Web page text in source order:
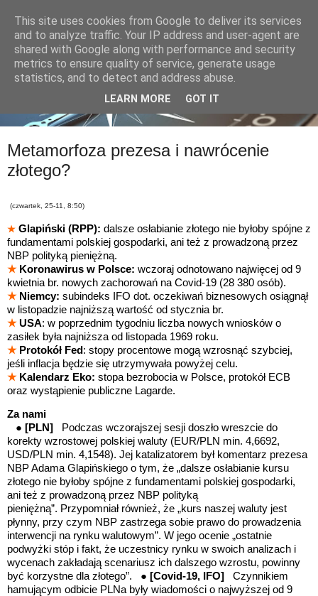
Metamorfoza prezesa i nawrócenie
złotego?
(czwartek, 25-11, 8:50)
★ Glapiński (RPP): dalsze osłabianie złotego nie byłoby spójne z
fundamentami polskiej gospodarki, ani też z prowadzoną przez
NBP polityką pieniężną.
★Koronawirus w Polsce: wczoraj odnotowano najwięcej od 9
kwietnia br. nowych zachorowań na Covid-19 (28 380 osób).
★Niemcy: subindeks IFO dot. oczekiwań biznesowych osiągnął
w listopadzie najniższą wartość od stycznia br.
★ USA: w poprzednim tygodniu liczba nowych wniosków o
zasiłek była najniższa od listopada 1969 roku.
★ Protokół Fed: stopy procentowe mogą wzrosnąć szybciej,
jeśli inflacja będzie się utrzymywała powyżej celu.
★Kalendarz Eko: stopa bezrobocia w Polsce, protokół ECB
oraz wystąpienie publiczne Lagarde.
Za nami
● [PLN] Podczas wczorajszej sesji doszło wreszcie do
korekty wzrostowej polskiej waluty (EUR/PLN min. 4,6692,
USD/PLN min. 4,1548). Jej katalizatorem był komentarz prezesa
NBP Adama Glapińskiego o tym, że „dalsze osłabianie kursu
złotego nie byłoby spójne z fundamentami polskiej gospodarki,
ani też z prowadzoną przez NBP polityką
pieniężną”. Przypomniał również, że „kurs naszej waluty jest
płynny, przy czym NBP zastrzega sobie prawo do prowadzenia
interwencji na rynku walutowym”. W jego ocenie „ostatnie
podwyżki stóp i fakt, że uczestnicy rynku w swoich analizach i
wycenach zakładają scenariusz ich dalszego wzrostu, powinny
być korzystne dla złotego”. ● [Covid-19, IFO] Czynnikiem
hamującym odbicie PLNa były wiadomości o najwyższej od 9
This site uses cookies from Google to deliver its services
and to analyze traffic. Your IP address and user-agent are
shared with Google along with performance and security
metrics to ensure quality of service, generate usage
statistics, and to detect and address abuse.
LEARN MORE GOT IT